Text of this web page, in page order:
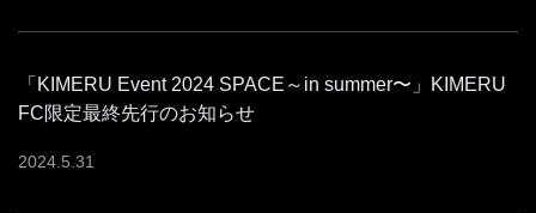
「KIMERU Event 2024 SPACE～in summer〜」KIMERU
FC限定最終先行のお知らせ
2024 5 31